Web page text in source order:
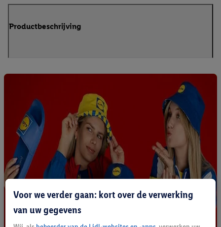
Productbeschrijving
Voor we verder gaan: kort over de verwerking
van uw gegevens